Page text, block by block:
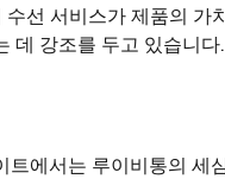
선 서비스가 제품의 가
데 강조를 두고 있습니다.
에서는 루이비통의 세